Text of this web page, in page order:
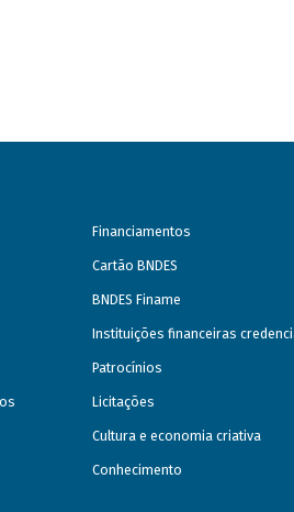
Financiamentos
Cartão BNDES
BNDES Finame
Instituições financeiras
Patrocínios
Licitações
Cultura e economia criativa
Conhecimento